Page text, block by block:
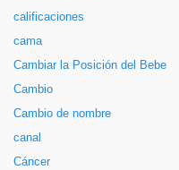
calificaciones
cama
Cambiar la Posición del Bebe
Cambio
Cambio de nombre
canal
Cáncer